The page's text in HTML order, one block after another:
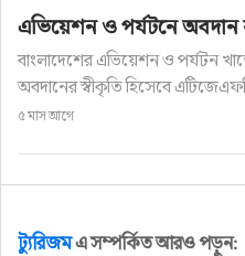
এভিয়েশন ও পর্যটনে অবদান
বাংলাদেশের এভিয়েশন ও পর্যটন
অবদানের স্বীকৃতি হিসেবে
৫ মাস আগে
ট্যুরিজমএ সম্পর্কিত আরও পড়ুন: